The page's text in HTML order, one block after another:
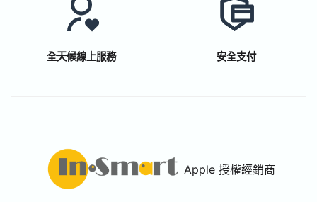
全天候線上服務 安全支付
Apple 授權經銷商